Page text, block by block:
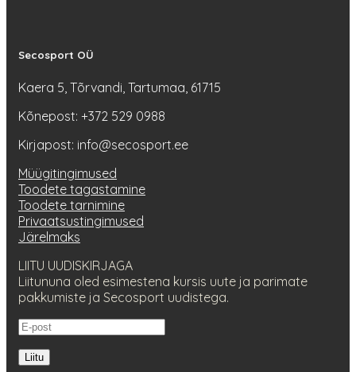
Secosport OÜ
Kaera 5, Tõrvandi, Tartumaa, 61715
Kõnepost: +372 529 0988
Kirjapost: info@secosport.ee
Müügitingimused
Toodete tagastamine
Toodete tarnimine
Privaatsustingimused
Järelmaks
LIITU UUDISKIRJAGA
Liitununa oled esimestena kursis uute ja parimate
pakkumiste ja Secosport uudistega.
Liitu